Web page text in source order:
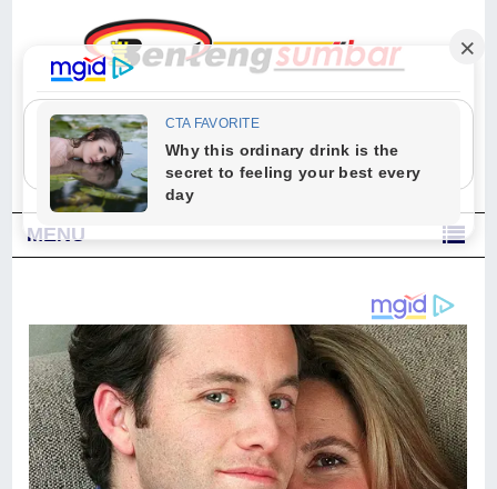
"Sesungguhnya Allah dan para malaikat-Nya berselawat untuk Nabi.
Wahai orang-orang yang beriman, berselawatlah kamu untuk Nabi dan
ucapkanlah salam dengan penuh penghormatan kepadanya." (Qs. Al
Ahzab Ayat 56)
MENU